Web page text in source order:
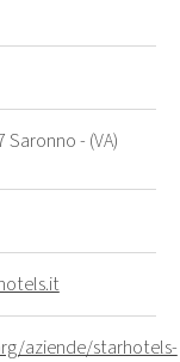
Saronno - (VA)
aziende/starhotels-